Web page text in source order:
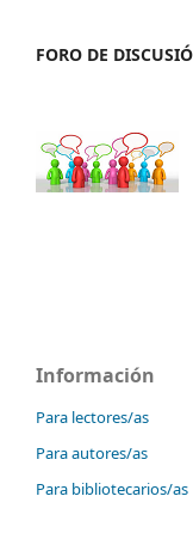
FORO DE
Información
Para lectores/as
Para autores/as
Para bibliotecarios/as